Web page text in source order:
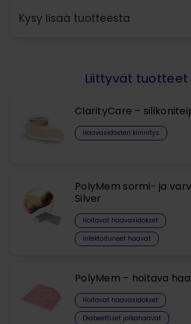
Kysy lisää tuotteesta
Liittyvät tuotteet
ClarityCare –
Haavasidosten kiinnitys
PolyMem sormi- ja
Silver
Hoitavat haavasidokset​
Infektoituneet haavat
PolyMem – hoitava
Hoitavat haavasidokset​
Diabeettiset jalkahaavat